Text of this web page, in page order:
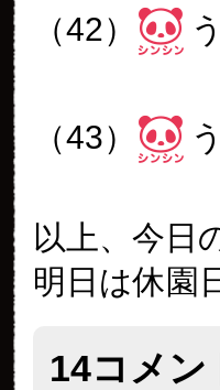
（42）
（43）
以上、今日
明日は休園
14コメン